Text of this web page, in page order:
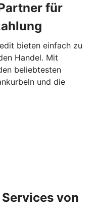
für
bieten einfach zu
Handel. Mit
beliebtesten
und die
von